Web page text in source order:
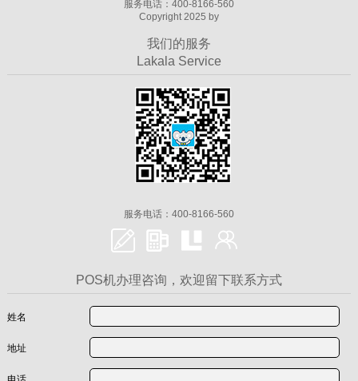
服务电话：400-8166-560
Copyright 2025 by
我们的服务
Lakala Service
服务电话：400-8166-560
POS机办理咨询，欢迎留下联系方式
姓名
地址